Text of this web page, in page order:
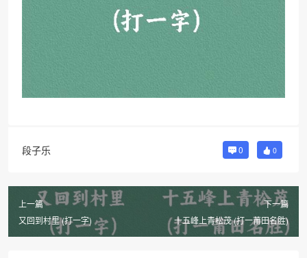
段子乐 0 0
上一篇
又回到村里 (打一字)
下一篇
十五峰上青松茂 (打一莆田名胜)